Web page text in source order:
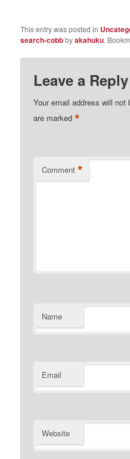
This entry was posted in
search-cobbbyakahuku.
Leave a Reply
Your email address will not
are marked*
Comment *
Name
Email
Website